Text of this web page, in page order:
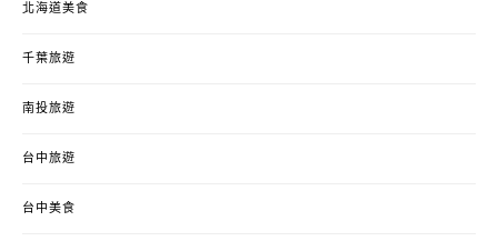
北海道美食
千葉旅遊
南投旅遊
台中旅遊
台中美食